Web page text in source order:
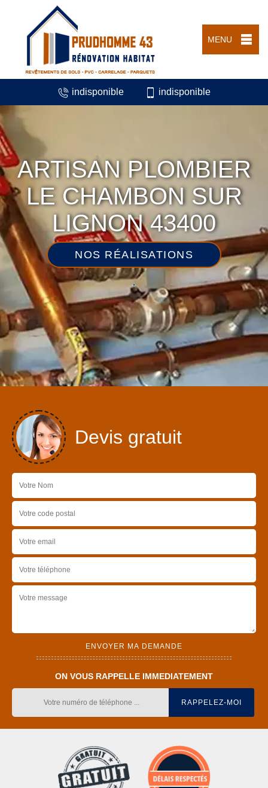
MENU
indisponible indisponible
ARTISAN PLOMBIER
LE CHAMBON SUR
LIGNON 43400
NOS RÉALISATIONS
Devis gratuit
ON VOUS RAPPELLE IMMEDIATEMENT